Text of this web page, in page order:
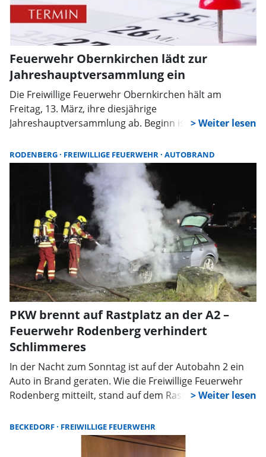
Feuerwehr Obernkirchen lädt zur
Jahreshauptversammlung ein
Die Freiwillige Feuerwehr Obernkirchen hält am
Freitag, 13. März, ihre diesjährige
Jahreshauptversammlung ab. Beginn ist um 19 Uhr im
RODENBERG FREIWILLIGE FEUERWEHR AUTOBRAND
PKW brennt auf Rastplatz an der A2 –
Feuerwehr Rodenberg verhindert
Schlimmeres
In der Nacht zum Sonntag ist auf der Autobahn 2 ein
Auto in Brand geraten. Wie die Freiwillige Feuerwehr
Rodenberg mitteilt, stand auf dem Rastplatz Schafstrift
des Motors in Flammen.
BECKEDORF FREIWILLIGE FEUERWEHR